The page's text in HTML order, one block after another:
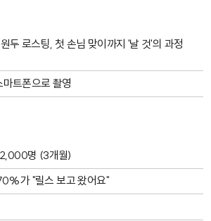
두 로스팅, 첫 손님 맞이까지 '날 것'의 과정
트폰으로 촬영
명 (3개월)
가 "릴스 보고 왔어요"